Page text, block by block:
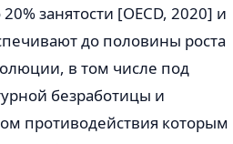
занятости [OECD, 2020] и
до половины роста
в том числе под
безработицы и
противодействия которым